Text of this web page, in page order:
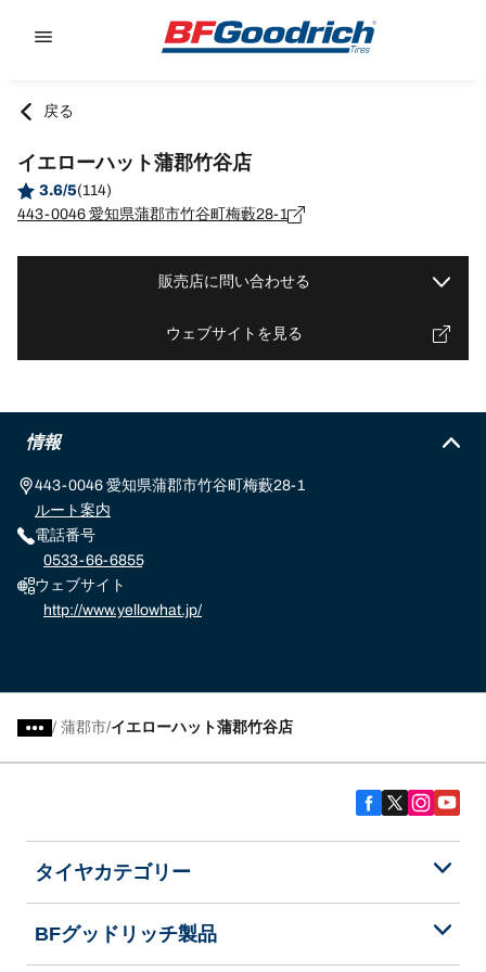
戻る
イエローハット蒲郡竹谷店
3.6/5(114)
443-0046 愛知県蒲郡市竹谷町梅藪28-1
販売店に問い合わせる
ウェブサイトを見る
情報
443-0046 愛知県蒲郡市竹谷町梅藪28-1
ルート案内
電話番号
0533-66-6855
ウェブサイト
http://www.yellowhat.jp/
/ 蒲郡市 イエローハット蒲郡竹谷店
タイヤカテゴリー
BFグッドリッチ製品